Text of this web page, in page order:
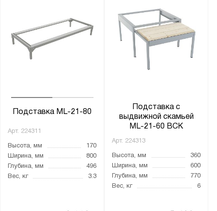
Подставка ML-21-80
Арт. 224311
Высота, мм
170
Ширина, мм
800
Глубина, мм
496
Вес, кг
3.3
Подставка с
выдвижной скамьей
ML-21-60 ВСК
Арт. 224313
Высота, мм
360
Ширина, мм
600
Глубина, мм
770
Вес, кг
6